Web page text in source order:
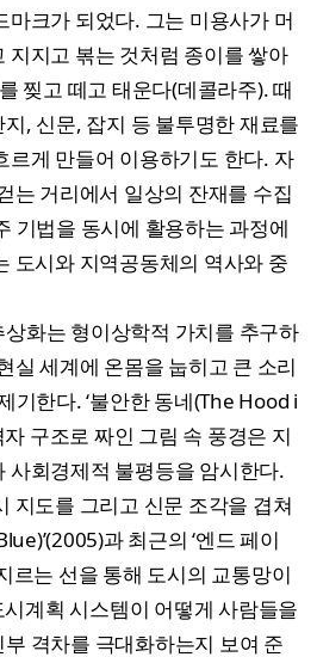
마크가 되었다. 그는 미용사가 머
지지고 볶는 것처럼 종이를 쌓아
찢고 떼고 태운다(데콜라주). 때
, 신문, 잡지 등 불투명한 재료를
르게 만들어 이용하기도 한다. 자
는 거리에서 일상의 잔재를 수집
기법을 동시에 활용하는 과정에
도시와 지역공동체의 역사와 중
화는 형이상학적 가치를 추구하
실 세계에 온몸을 눕히고 큰 소리
기한다. ‘불안한 동네(The Hood i
구조로 짜인 그림 속 풍경은 지
사회경제적 불평등을 암시한다.
지도를 그리고 신문 조각을 겹쳐
과 최근의 ‘엔드 페이
르는 선을 통해 도시의 교통망이
계획 시스템이 어떻게 사람들을
격차를 극대화하는지 보여 준